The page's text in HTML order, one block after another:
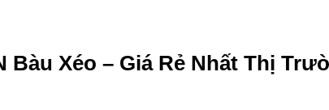
Bàu Xéo – Giá Rẻ Nhất Thị